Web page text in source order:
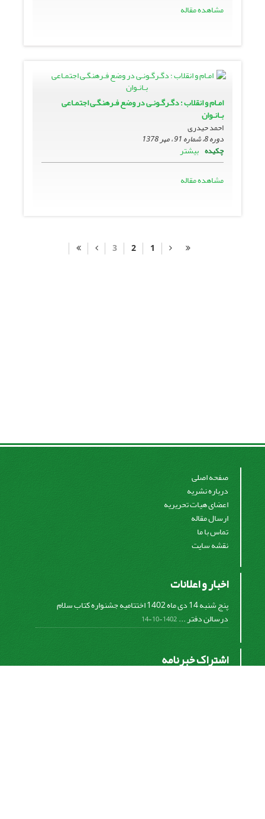
مشاهده مقاله
امـام و انقلاب ؛ دگـرگـونـى در وضع فـرهنگـى اجتمـاعى
بـانـوان
احمد حیدری
دوره 8، شماره 91 ، مهر 1378
چکیده بیشتر
مشاهده مقاله
1
2
3
صفحه اصلی
درباره نشریه
اعضای هیات تحریریه
ارسال مقاله
تماس با ما
نقشه سایت
اخبار و اعلانات
پنج شنبه 14 دی ماه 1402 اختتامیه جشنواره کتاب سلام
درسالن دفتر ...1402-10-14
اشتراک خبرنامه